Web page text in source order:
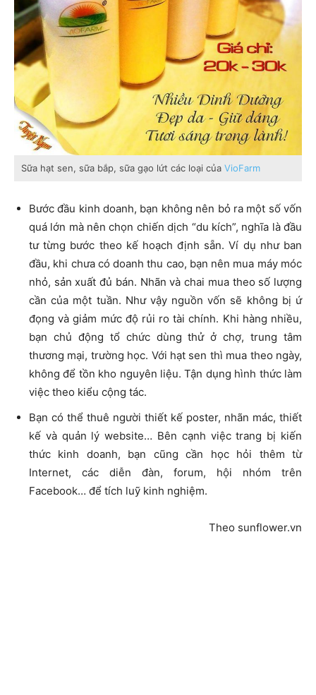
Sữa hạt sen, sữa bắp, sữa gạo lứt các loại của VioFarm
Bước đầu kinh doanh, bạn không nên bỏ ra một số vốn
quá lớn mà nên chọn chiến dịch “du kích”, nghĩa là đầu
tư từng bước theo kế hoạch định sẵn. Ví dụ như ban
đầu, khi chưa có doanh thu cao, bạn nên mua máy móc
nhỏ, sản xuất đủ bán. Nhãn và chai mua theo số lượng
cần của một tuần. Như vậy nguồn vốn sẽ không bị ứ
đọng và giảm mức độ rủi ro tài chính. Khi hàng nhiều,
bạn chủ động tổ chức dùng thử ở chợ, trung tâm
thương mại, trường học. Với hạt sen thì mua theo ngày,
không để tồn kho nguyên liệu. Tận dụng hình thức làm
việc theo kiểu cộng tác.
Bạn có thể thuê người thiết kế poster, nhãn mác, thiết
kế và quản lý website… Bên cạnh việc trang bị kiến
thức kinh doanh, bạn cũng cần học hỏi thêm từ
Internet, các diễn đàn, forum, hội nhóm trên
Facebook… để tích luỹ kinh nghiệm.
Theo sunflower.vn